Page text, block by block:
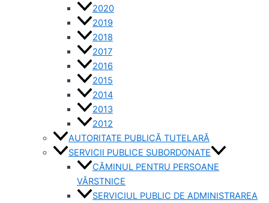
2020
2019
2018
2017
2016
2015
2014
2013
2012
AUTORITATE PUBLICĂ TUTELARĂ
SERVICII PUBLICE SUBORDONATE
CĂMINUL PENTRU PERSOANE
VÂRSTNICE
SERVICIUL PUBLIC DE ADMINISTRAREA